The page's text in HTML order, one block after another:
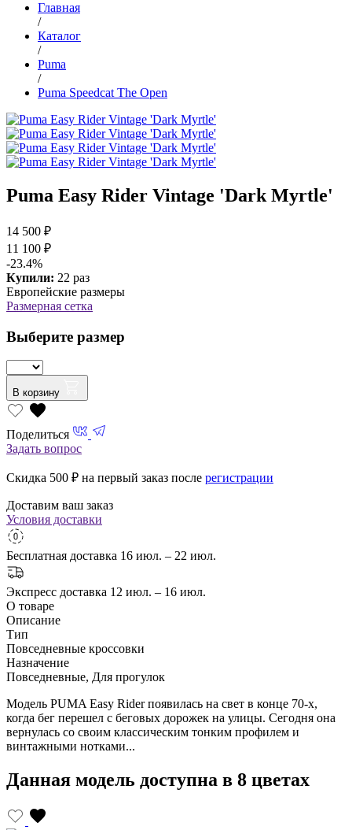
Главная
/
Каталог
/
Puma
/
Puma Speedcat The Open
Puma Easy Rider Vintage 'Dark Myrtle'
14 500 ₽
11 100 ₽
-23.4%
Купили: 22 раз
Европейские размеры
Размерная сетка
Выберите размер
В корзину
Поделиться
Задать вопрос
Скидка 500 ₽ на первый заказ после регистрации
Доставим ваш заказ
Условия доставки
Бесплатная доставка 16 июл. – 22 июл.
Экспресс доставка 12 июл. – 16 июл.
О товаре
Описание
Тип
Повседневные кроссовки
Назначение
Повседневные, Для прогулок
Модель PUMA Easy Rider появилась на свет в конце 70-х,
когда бег перешел с беговых дорожек на улицы. Сегодня она
вернулась со своим классическим тонким профилем и
винтажными нотками...
Данная модель доступна в 8 цветах